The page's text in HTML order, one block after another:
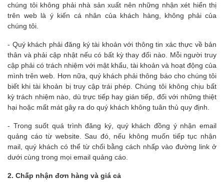
chúng tôi không phải nhà sản xuất nên những nhận xét hiển thị
trên web là ý kiến cá nhân của khách hàng, không phải của
chúng tôi.
- Quý khách phải đăng ký tài khoản với thông tin xác thực về bản
thân và phải cập nhật nếu có bất kỳ thay đổi nào. Mỗi người truy
cập phải có trách nhiệm với mật khẩu, tài khoản và hoạt động của
mình trên web. Hơn nữa, quý khách phải thông báo cho chúng tôi
biết khi tài khoản bị truy cập trái phép. Chúng tôi không chịu bất
kỳ trách nhiệm nào, dù trực tiếp hay gián tiếp, đối với những thiệt
hại hoặc mất mát gây ra do quý khách không tuân thủ quy định.
- Trong suốt quá trình đăng ký, quý khách đồng ý nhận email
quảng cáo từ website. Sau đó, nếu không muốn tiếp tục nhận
mail, quý khách có thể từ chối bằng cách nhấp vào đường link ở
dưới cùng trong mọi email quảng cáo.
2. Chấp nhận đơn hàng và giá cả